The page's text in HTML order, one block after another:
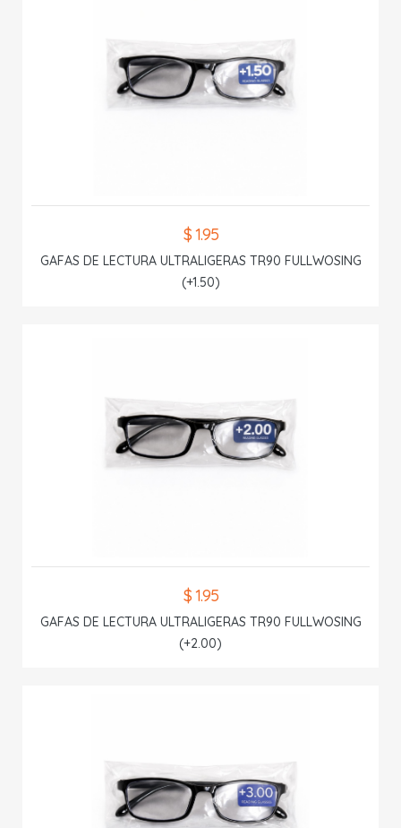
$ 1.95
GAFAS DE LECTURA ULTRALIGERAS TR90 FULLWOSING
(+1.50)
$ 1.95
GAFAS DE LECTURA ULTRALIGERAS TR90 FULLWOSING
(+2.00)